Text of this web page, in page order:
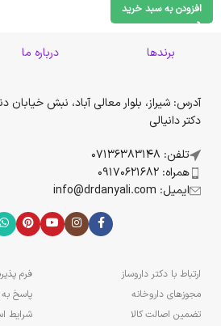
افزودن به سبد خرید
برندها درباره ما
آدرس: شیراز، بلوار معالی آباد، نبش خیابان
دکتر دانیالی
تلفن: 07136383148
همراه: 09170621682
ایمیل: info@drdanyali.com
ارتباط با دکتر داروساز
مجوزهای داروخانه
تضمین اصالت کالا
فرم
پاسخ
شرایط